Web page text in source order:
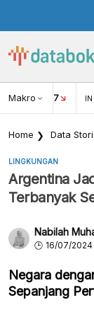
Makro
USD/IDR 17
Home Data
LINGKUNGAN
Argentina
Terbanyak
Nabilah
16/07/2024
Negara
Sepanjang